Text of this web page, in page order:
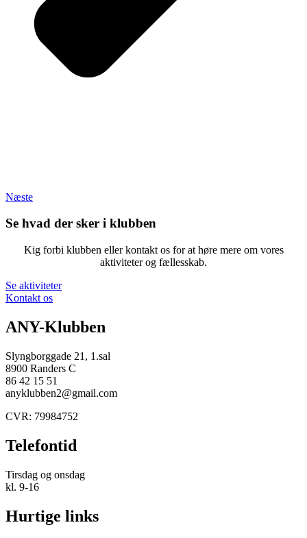
Næste
Se hvad der sker i klubben
Kig forbi klubben eller kontakt os for at høre mere om vores
aktiviteter og fællesskab.
Se aktiviteter
Kontakt os
ANY-Klubben
Slyngborggade 21, 1.sal
8900 Randers C
86 42 15 51
anyklubben2@gmail.com
CVR: 79984752
Telefontid
Tirsdag og onsdag
kl. 9-16
Hurtige links